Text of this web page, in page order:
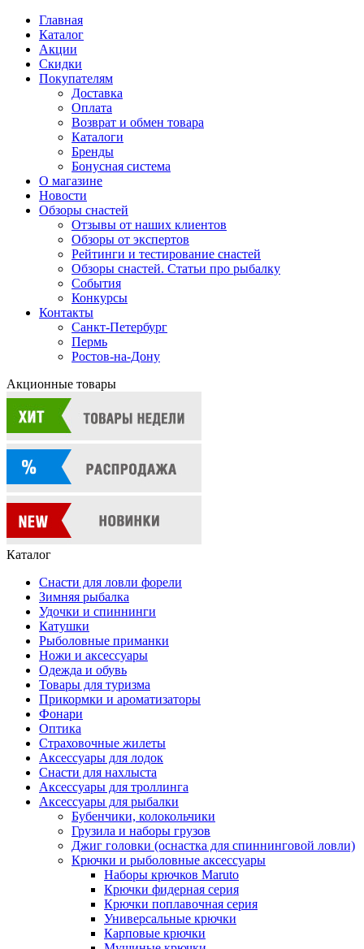
Главная
Каталог
Акции
Скидки
Покупателям
Доставка
Оплата
Возврат и обмен товара
Каталоги
Бренды
Бонусная система
О магазине
Новости
Обзоры снастей
Отзывы от наших клиентов
Обзоры от экспертов
Рейтинги и тестирование снастей
Обзоры снастей. Статьи про рыбалку
События
Конкурсы
Контакты
Санкт-Петербург
Пермь
Ростов-на-Дону
Акционные товары
Каталог
Снасти для ловли форели
Зимняя рыбалка
Удочки и спиннинги
Катушки
Рыболовные приманки
Ножи и аксессуары
Одежда и обувь
Товары для туризма
Прикормки и ароматизаторы
Фонари
Оптика
Страховочные жилеты
Аксессуары для лодок
Снасти для нахлыста
Аксессуары для троллинга
Аксессуары для рыбалки
Бубенчики, колокольчики
Грузила и наборы грузов
Джиг головки (оснастка для спиннинговой ловли)
Крючки и рыболовные аксессуары
Наборы крючков Maruto
Крючки фидерная серия
Крючки поплавочная серия
Универсальные крючки
Карповые крючки